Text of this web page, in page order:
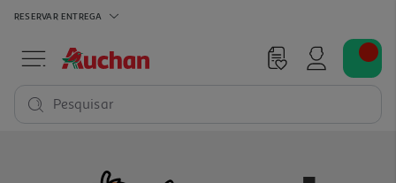
RESERVAR ENTREGA
Pesquisar